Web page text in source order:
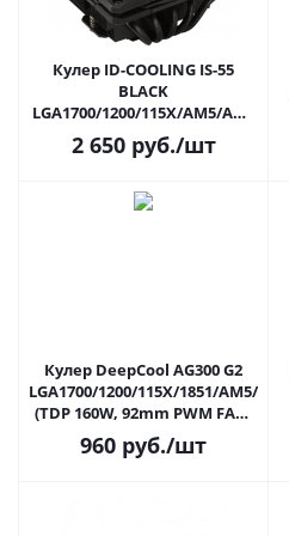
Кулер ID-COOLING IS-55
BLACK
LGA1700/1200/115X/AM5/AM4
(TDP 125W, 120mm PWM FAN,
5 Heatpipe 6мм, 500-
2 650руб./шт
Кулер DeepCool AG300 G2
LGA1700/1200/115X/1851/AM5/AM4
(TDP 160W, 92mm PWM FAN,
3 Heatpipe 6мм, 500-
2300RPM, 24.59 - 31dBa,
960 руб./шт